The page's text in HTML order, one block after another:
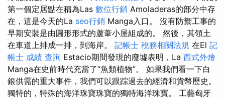
第一個定居點在稱為Las 數位行銷 Amoladeras的部分中存
在，這是今天的La seo行銷 Manga入口。 沒有防禦工事的
早期安裝是由圓形形式的蘆葦小屋組成的。 然後，其領土
在車道上排成一排，到海岸。 記帳士 稅務相關法規 在El 記
帳士 成績 查詢 Estacio期間發現的廢墟表明，La 西式外燴
Manga在史前時代充當了“魚類植物”。 如果我們看一下白
銀供需的重大事件，我們可以跟踪過去的經濟和貨幣歷史。
獨特的，特殊的海洋珠寶珠寶的獨特海洋珠寶。 工藝匈牙